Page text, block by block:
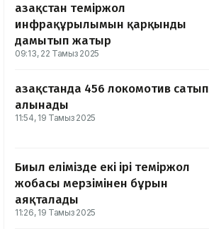
Қазақстан теміржол
инфрақұрылымын қарқынды
дамытып жатыр
09:13, 22 Тамыз 2025
Қазақстанда 456 локомотив сатып
алынады
11:54, 19 Тамыз 2025
Биыл елімізде екі ірі теміржол
жобасы мерзімінен бұрын
аяқталады
11:26, 19 Тамыз 2025